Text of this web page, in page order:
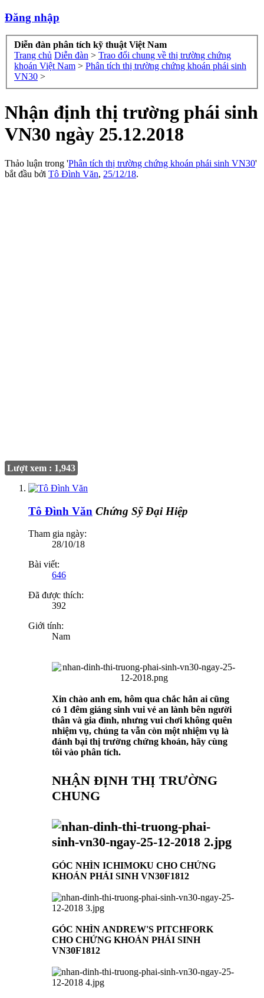
Đăng nhập
Diễn đàn phân tích kỹ thuật Việt Nam
Trang chủ Diễn đàn > Trao đổi chung về thị trường chứng
khoán Việt Nam > Phân tích thị trường chứng khoán phái sinh
VN30 >
Nhận định thị trường phái sinh
VN30 ngày 25.12.2018
Thảo luận trong 'Phân tích thị trường chứng khoán phái sinh VN30'
bắt đầu bởi Tô Đình Văn, 25/12/18.
Lượt xem : 1,943
Tô Đình Văn Chứng Sỹ Đại Hiệp
Tham gia ngày:
28/10/18
Bài viết:
646
Đã được thích:
392
Giới tính:
Nam
Xin chào anh em, hôm qua chắc hẳn ai cũng
có 1 đêm giáng sinh vui vẻ an lành bên người
thân và gia đình, nhưng vui chơi không quên
nhiệm vụ, chúng ta vẫn còn một nhiệm vụ là
đánh bại thị trường chứng khoán, hãy cùng
tôi vào phân tích.
NHẬN ĐỊNH THỊ TRƯỜNG
CHUNG
GÓC NHÌN ICHIMOKU CHO CHỨNG
KHOÁN PHÁI SINH VN30F1812
GÓC NHÌN ANDREW'S PITCHFORK
CHO CHỨNG KHOÁN PHÁI SINH
VN30F1812